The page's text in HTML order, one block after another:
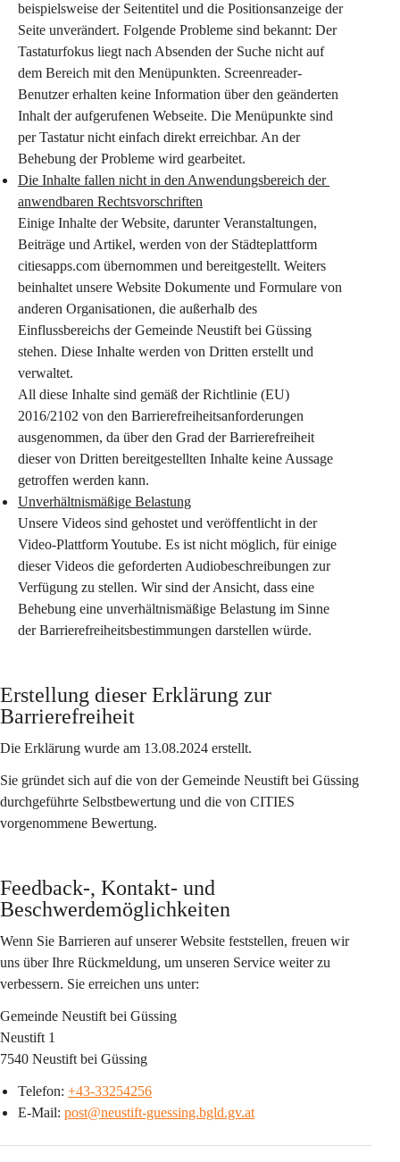
beispielsweise der Seitentitel und die Positionsanzeige der
Seite unverändert. Folgende Probleme sind bekannt: Der
Tastaturfokus liegt nach Absenden der Suche nicht auf
dem Bereich mit den Menüpunkten. Screenreader-
Benutzer erhalten keine Information über den geänderten
Inhalt der aufgerufenen Webseite. Die Menüpunkte sind
per Tastatur nicht einfach direkt erreichbar. An der
Behebung der Probleme wird gearbeitet.
Die Inhalte fallen nicht in den Anwendungsbereich der
anwendbaren Rechtsvorschriften
Einige Inhalte der Website, darunter Veranstaltungen,
Beiträge und Artikel, werden von der Städteplattform
citiesapps.com übernommen und bereitgestellt. Weiters
beinhaltet unsere Website Dokumente und Formulare von
anderen Organisationen, die außerhalb des
Einflussbereichs der Gemeinde Neustift bei Güssing
stehen. Diese Inhalte werden von Dritten erstellt und
verwaltet.
All diese Inhalte sind gemäß der Richtlinie (EU)
2016/2102 von den Barrierefreiheitsanforderungen
ausgenommen, da über den Grad der Barrierefreiheit
dieser von Dritten bereitgestellten Inhalte keine Aussage
getroffen werden kann.
Unverhältnismäßige Belastung
Unsere Videos sind gehostet und veröffentlicht in der
Video-Plattform Youtube. Es ist nicht möglich, für einige
dieser Videos die geforderten Audiobeschreibungen zur
Verfügung zu stellen. Wir sind der Ansicht, dass eine
Behebung eine unverhältnismäßige Belastung im Sinne
der Barrierefreiheitsbestimmungen darstellen würde.
Erstellung dieser Erklärung zur
Barrierefreiheit
Die Erklärung wurde am 13.08.2024 erstellt.
Sie gründet sich auf die von der Gemeinde Neustift bei Güssing
durchgeführte Selbstbewertung und die von CITIES
vorgenommene Bewertung.
Feedback-, Kontakt- und
Beschwerdemöglichkeiten
Wenn Sie Barrieren auf unserer Website feststellen, freuen wir
uns über Ihre Rückmeldung, um unseren Service weiter zu
verbessern. Sie erreichen uns unter:
Gemeinde Neustift bei Güssing
Neustift 1
7540 Neustift bei Güssing
Telefon: +43-33254256
E-Mail: post@neustift-guessing.bgld.gv.at